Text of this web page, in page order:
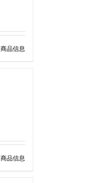
商品信息
商品信息